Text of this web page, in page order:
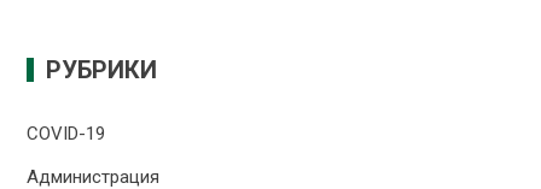
РУБРИКИ
COVID-19
Администрация